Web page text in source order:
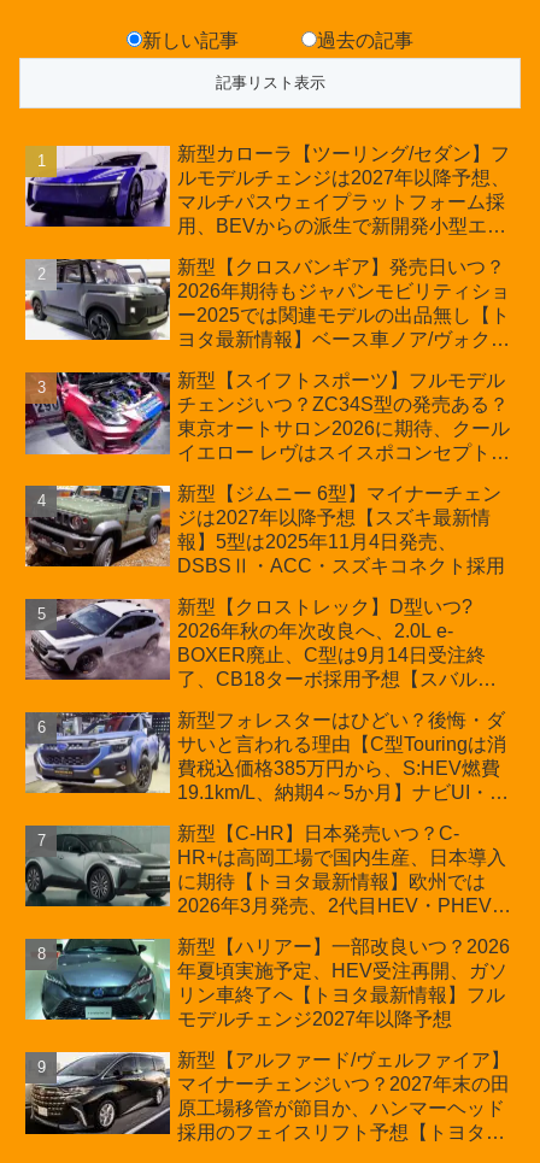
新しい記事 過去の記事
新型カローラ【ツーリング/セダン】フ
ルモデルチェンジは2027年以降予想、
マルチパスウェイプラットフォーム採
用、BEVからの派生で新開発小型エン
の採用は無しか【トヨタ最新情報】60
周年記念車発売
新型【クロスバンギア】発売日いつ？
2026年期待もジャパンモビリティショ
ー2025では関連モデルの出品無し【ト
ヨタ最新情報】ベース車ノア/ヴォクシ
ほか「コア」と「ツール」、デリカ
D:5対抗のクロスオーバーSUVミニバ
ン
新型【スイフトスポーツ】フルモデル
チェンジいつ？ZC34S型の発売ある？
東京オートサロン2026に期待、クール
イエロー レヴはスイスポコンセプト
プが争点【スズキ最新情報】特別仕様
車「ZC33S Final Edition」終了
新型【ジムニー 6型】マイナーチェン
ジは2027年以降予想【スズキ最新情
報】5型は2025年11月4日発売、
DSBSⅡ・ACC・スズキコネクト採用
新型【クロストレック】D型いつ?
2026年秋の年次改良へ、2.0L e-
BOXER廃止、C型は9月14日受注終
了、CB18ターボ採用予想【スバル最
新型フォレスターはひどい？後悔・ダ
サいと言われる理由【C型Touringは消
費税込価格385万円から、S:HEV燃費
19.1km/L、納期4～5か月】ナビUI・冬
カーオブザイヤーとJNCAP大賞受賞後
も残る注意点
新型【C-HR】日本発売いつ？C-
HR+は高岡工場で国内生産、日本導入
に期待【トヨタ最新情報】欧州では
2026年3月発売、2代目HEV・PHEVは
新型【ハリアー】一部改良いつ？2026
年夏頃実施予定、HEV受注再開、ガソ
リン車終了へ【トヨタ最新情報】フル
モデルチェンジ2027年以降予想
新型【アルファード/ヴェルファイア】
マイナーチェンジいつ？2027年末の田
原工場移管が節目か、ハンマーヘッド
採用のフェイスリフト予想【トヨタ最